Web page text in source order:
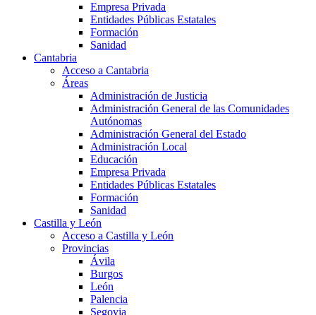
Empresa Privada
Entidades Públicas Estatales
Formación
Sanidad
Cantabria
Acceso a Cantabria
Áreas
Administración de Justicia
Administración General de las Comunidades
Autónomas
Administración General del Estado
Administración Local
Educación
Empresa Privada
Entidades Públicas Estatales
Formación
Sanidad
Castilla y León
Acceso a Castilla y León
Provincias
Ávila
Burgos
León
Palencia
Segovia